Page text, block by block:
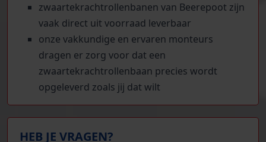
zwaartekrachtrollenbanen van Beerepoot zijn
vaak direct uit voorraad leverbaar
onze vakkundige en ervaren monteurs
dragen er zorg voor dat een
zwaartekrachtrollenbaan precies wordt
opgeleverd zoals jij dat wilt
HEB JE VRAGEN?